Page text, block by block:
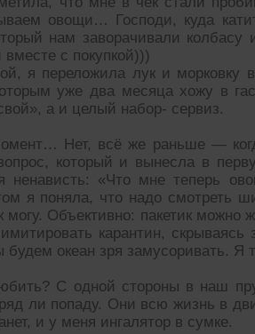
овощи… Господи, куда
нам заворачивали колбасу
с покупкой)))
я переложила лук и морковку
уже два месяца хожу в
а и целый набор- сервиз.
Нет, всё же раньше —
который и вынесла в
ненависть: «Что мне теперь
я поняла, что надо смотреть
могу. Объективно: пакетик можно
карантин,
будем океан зря замусоривать.
С одной стороны в наш
ли попаду. Они всю жизнь в
и у меня ингалятор в сумке.